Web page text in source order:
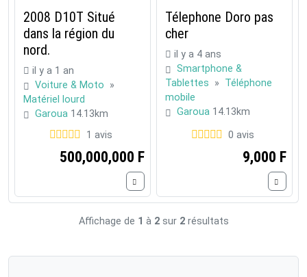
2008 D10T Situé
dans la région du
nord.
il y a 1 an
Voiture & Moto »
Matériel lourd
Garoua 14.13km
1 avis
500,000,000 F
Télephone Doro pas
cher
il y a 4 ans
Smartphone &
Tablettes » Téléphone
mobile
Garoua 14.13km
0 avis
9,000 F
Affichage de 1 à 2sur 2résultats